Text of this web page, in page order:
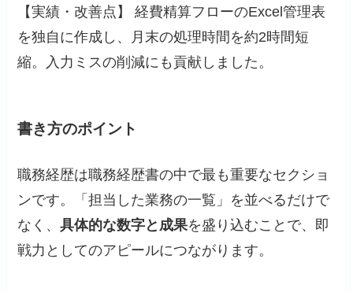
【実績・改善点】 経費精算フローのExcel管理表
を独自に作成し、月末の処理時間を約2時間短
縮。入力ミスの削減にも貢献しました。
書き方のポイント
職務経歴は職務経歴書の中で最も重要なセクショ
ンです。「担当した業務の一覧」を並べるだけで
なく、具体的な数字と成果を盛り込むことで、即
戦力としてのアピールにつながります。